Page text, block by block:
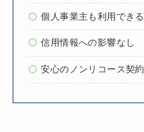
個人事業主も利用できる
信用情報への影響なし
安心のノンリコース契約